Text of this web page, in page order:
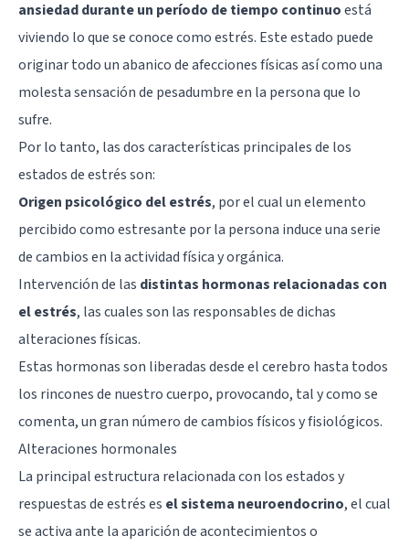
ansiedad durante un período de tiempo continuoestá
viviendo lo que se conoce como estrés. Este estado puede
originar todo un abanico de afecciones físicas así como una
molesta sensación de pesadumbre en la persona que lo
sufre.
Por lo tanto, las dos características principales de los
estados de estrés son:
Origen psicológico del estrés, por el cual un elemento
percibido como estresante por la persona induce una serie
de cambios en la actividad física y orgánica.
Intervención de las distintas hormonas relacionadas con
el estrés, las cuales son las responsables de dichas
alteraciones físicas.
Estas hormonas son liberadas desde el cerebro hasta todos
los rincones de nuestro cuerpo, provocando, tal y como se
comenta, un gran número de cambios físicos y fisiológicos.
Alteraciones hormonales
La principal estructura relacionada con los estados y
respuestas de estrés es el sistema neuroendocrino, el cual
se activa ante la aparición de acontecimientos o